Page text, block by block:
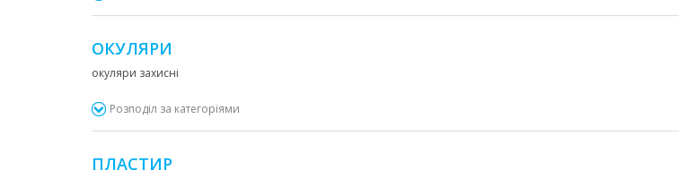
ОКУЛЯРИ
окуляри захисні
Розподіл за категоріями
ПЛАСТИР